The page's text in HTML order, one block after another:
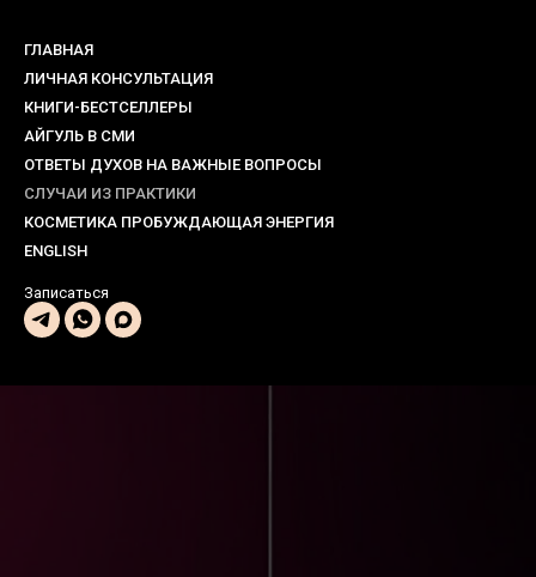
ГЛАВНАЯ
ЛИЧНАЯ КОНСУЛЬТАЦИЯ
КНИГИ-БЕСТСЕЛЛЕРЫ
АЙГУЛЬ В СМИ
ОТВЕТЫ ДУХОВ НА ВАЖНЫЕ ВОПРОСЫ
СЛУЧАИ ИЗ ПРАКТИКИ
КОСМЕТИКА ПРОБУЖДАЮЩАЯ ЭНЕРГИЯ
ENGLISH
Записаться